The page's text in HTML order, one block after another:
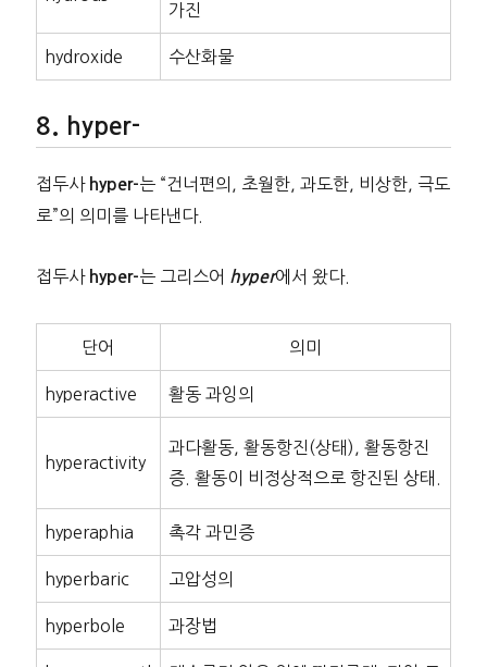
가진
hydroxide 수산화물
hyper-
접두사 hyper-는 “건너편의, 초월한, 과도한, 비상한, 극도
로”의 의미를 나타낸다.
접두사 hyper-는 그리스어 hyper에서 왔다.
단어 의미
hyperactive 활동 과잉의
hyperactivity
과다활동, 활동항진(상태), 활동항진
증. 활동이 비정상적으로 항진된 상태.
hyperaphia 촉각 과민증
hyperbaric 고압성의
hyperbole 과장법